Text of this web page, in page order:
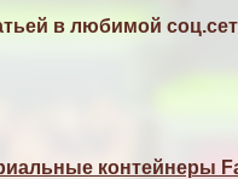
в любимой
контейнеры